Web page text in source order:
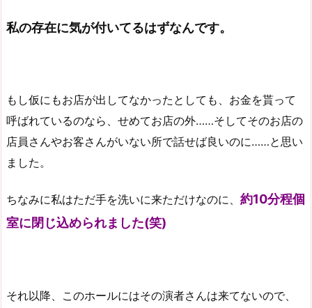
私の存在に気が付いてるはずなんです。
もし仮にもお店が出してなかったとしても、お金を貰って
呼ばれているのなら、せめてお店の外……そしてそのお店の
店員さんやお客さんがいない所で話せば良いのに……と思い
ました。
ちなみに私はただ手を洗いに来ただけなのに、 約10分程個
室に閉じ込められました(笑)
それ以降、このホールにはその演者さんは来てないので、